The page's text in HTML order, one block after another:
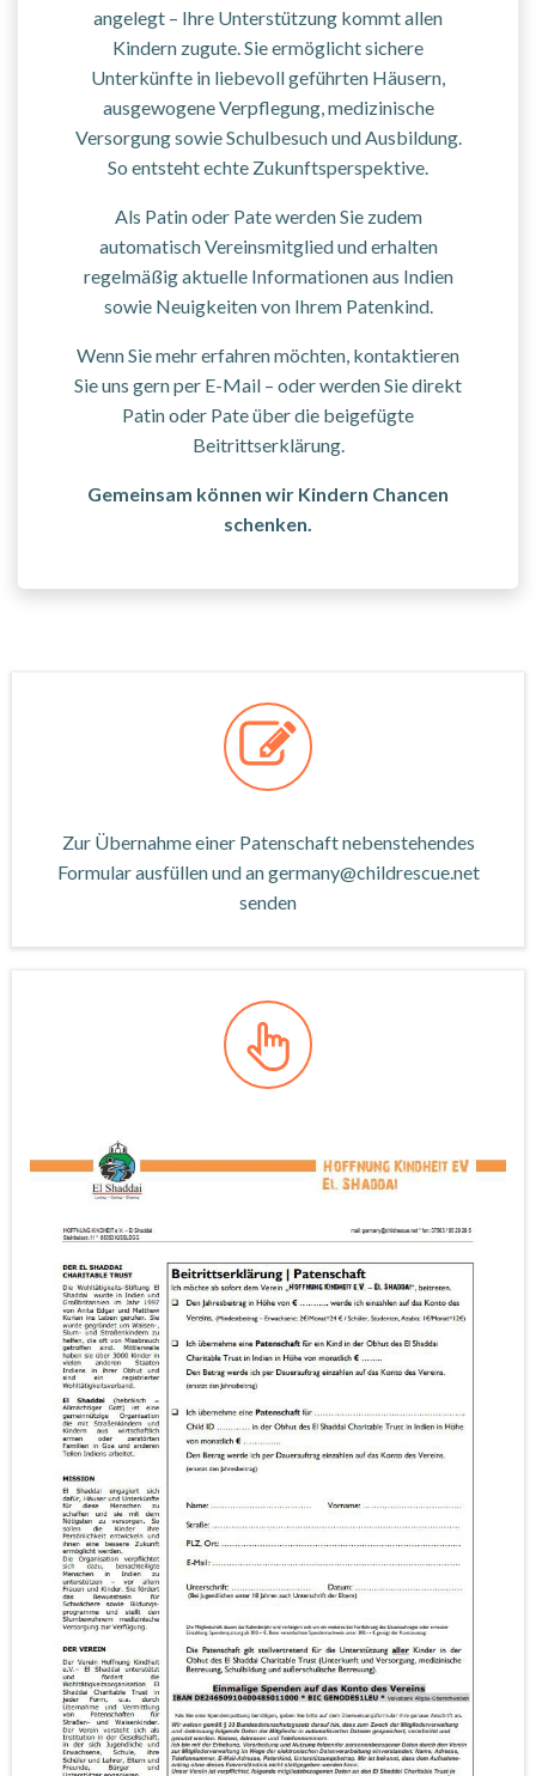
angelegt – Ihre Unterstützung kommt allen
Kindern zugute. Sie ermöglicht sichere
Unterkünfte in liebevoll geführten Häusern,
ausgewogene Verpflegung, medizinische
Versorgung sowie Schulbesuch und Ausbildung.
So entsteht echte Zukunftsperspektive.
Als Patin oder Pate werden Sie zudem
automatisch Vereinsmitglied und erhalten
regelmäßig aktuelle Informationen aus Indien
sowie Neuigkeiten von Ihrem Patenkind.
Wenn Sie mehr erfahren möchten, kontaktieren
Sie uns gern per E-Mail – oder werden Sie direkt
Patin oder Pate über die beigefügte
Beitrittserklärung.
Gemeinsam können wir Kindern Chancen
schenken.
Zur Übernahme einer Patenschaft nebenstehendes
Formular ausfüllen und an germany@childrescue.net
senden